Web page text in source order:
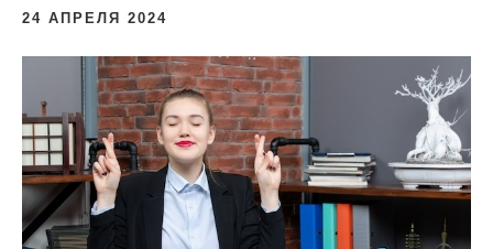
24 АПРЕЛЯ 2024